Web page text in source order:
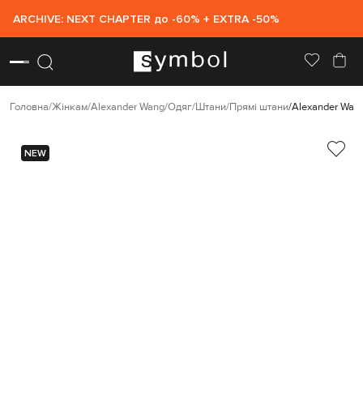
ARCHIVE: NEXT CHAPTER до -60% + EXTRA -50%
Головна Жінкам Alexander Wang Одяг Штани Прямі штани Alexander
NEW